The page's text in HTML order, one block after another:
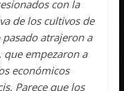
con la
de los cultivos de
atrajeron a
que empezaron a
económicos
Parece que los